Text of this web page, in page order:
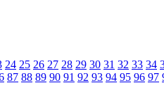
24 25 26 27 28 29 30 31 32 33 34
87 88 89 90 91 92 93 94 95 96 97